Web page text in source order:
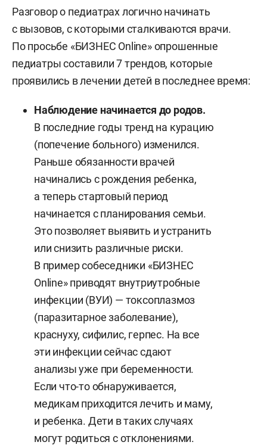
Разговор о педиатрах логично начинать
с вызовов, с которыми сталкиваются врачи.
По просьбе «БИЗНЕС Online» опрошенные
педиатры составили 7 трендов, которые
проявились в лечении детей в последнее время:
Наблюдение начинается до родов.
В последние годы тренд на курацию
(попечение больного) изменился.
Раньше обязанности врачей
начинались с рождения ребенка,
а теперь стартовый период
начинается с планирования семьи.
Это позволяет выявить и устранить
или снизить различные риски.
В пример собеседники «БИЗНЕС
Online» приводят внутриутробные
инфекции (ВУИ) — токсоплазмоз
(паразитарное заболевание),
краснуху, сифилис, герпес. На все
эти инфекции сейчас сдают
анализы уже при беременности.
Если что-то обнаруживается,
медикам приходится лечить и маму,
и ребенка. Дети в таких случаях
могут родиться с отклонениями.